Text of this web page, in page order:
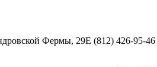
Фермы, 29Е (812) 426-95-46